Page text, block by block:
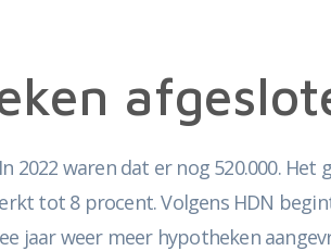
2022 waren dat er nog 520.000.
tot 8 procent. Volgens HDN
jaar weer meer hypotheken